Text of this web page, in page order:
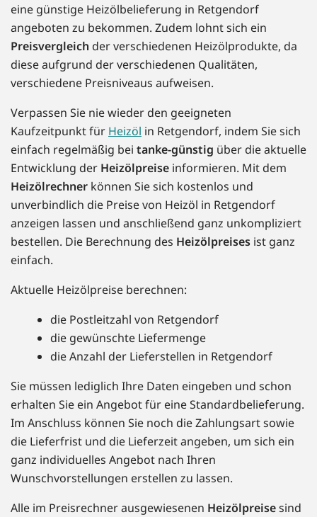
eine günstige Heizölbelieferung in Retgendorf
angeboten zu bekommen. Zudem lohnt sich ein
Preisvergleich der verschiedenen Heizölprodukte, da
diese aufgrund der verschiedenen Qualitäten,
verschiedene Preisniveaus aufweisen.
Verpassen Sie nie wieder den geeigneten
Kaufzeitpunkt für Heizöl in Retgendorf, indem Sie sich
einfach regelmäßig bei tanke-günstig über die aktuelle
Entwicklung der Heizölpreise informieren. Mit dem
Heizölrechner können Sie sich kostenlos und
unverbindlich die Preise von Heizöl in Retgendorf
anzeigen lassen und anschließend ganz unkompliziert
bestellen. Die Berechnung des Heizölpreises ist ganz
einfach.
Aktuelle Heizölpreise berechnen:
die Postleitzahl von Retgendorf
die gewünschte Liefermenge
die Anzahl der Lieferstellen in Retgendorf
Sie müssen lediglich Ihre Daten eingeben und schon
erhalten Sie ein Angebot für eine Standardbelieferung.
Im Anschluss können Sie noch die Zahlungsart sowie
die Lieferfrist und die Lieferzeit angeben, um sich ein
ganz individuelles Angebot nach Ihren
Wunschvorstellungen erstellen zu lassen.
Alle im Preisrechner ausgewiesenen Heizölpreisesind